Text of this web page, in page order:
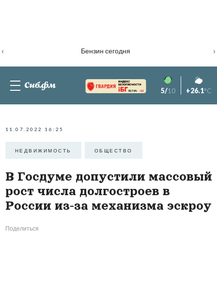
Бензин сегодня
‹ ›
82.76% -1.2 5/10 +26.1°C
11.07.2022 16:25
НЕДВИЖИМОСТЬ ОБЩЕСТВО
В Госдуме допустили массовый
рост числа долгостроев в
России из-за механизма эскроу
Поделиться